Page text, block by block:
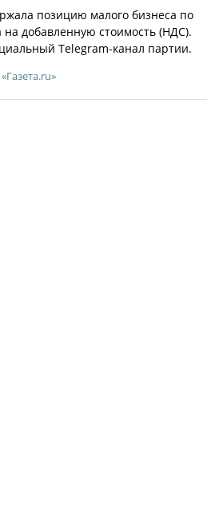
позицию малого бизнеса по
на добавленную стоимость (НДС).
Telegram-канал партии.